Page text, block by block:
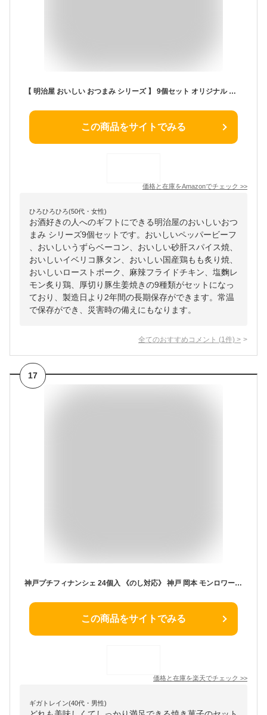
【 明治屋 おいしい おつまみ シリーズ 】 9個セット オリジナル ギフトBOX 付き つまみ おつまみ ギフト おつまみセット 常温保存 プレゼント 母の日 父の日
この商品をサイトでみる
価格と在庫をAmazonでチェック >>
ひろひろひろ(50代・女性)
お酒好きの人へのギフトにできる明治屋のおいしいおつ
まみ シリーズ9個セットです。おいしいペッパービーフ
、おいしいうずらベーコン、おいしい砂肝スパイス焼、
おいしいイベリコ豚タン、おいしい国産鶏もも炙り焼、
おいしいローストポーク、麻辣フライドチキン、塩麴レ
モン炙り鶏、厚切り豚生姜焼きの9種類がセットになっ
ており、製造日より2年間の長期保存ができます。常温
で保存ができ、災害時の備えにもなります。
全てのおすすめコメント (1 件) >
17
神戸プチフィナンシェ 24個入 《のし対応》 神戸 岡本 モンロワール 神戸土産 スイーツ 洋菓子 焼き菓子 お中元 お供え お歳暮 個包装 通販 プレゼント 焼菓子 人気 ランキング 美味しい 可愛い しっとり フィナンシェ おしゃれ 常温 賞味期限 帰省土産 ギフト
この商品をサイトでみる
価格と在庫を楽天でチェック >>
ギガトレイン(40代・男性)